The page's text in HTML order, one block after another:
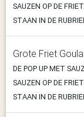
SAUZEN OP DE
STAAN IN DE
Grote Friet
DE POP UP MET
SAUZEN OP DE
STAAN IN DE